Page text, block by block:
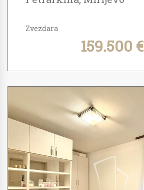
Zvezdara
159.500 €